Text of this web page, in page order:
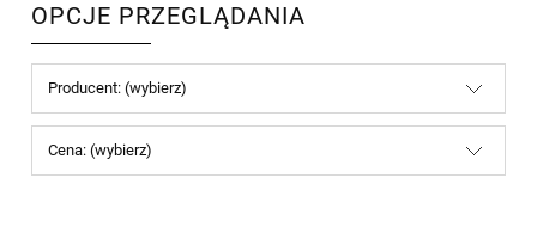
OPCJE PRZEGLĄDANIA
Producent: (wybierz)
Cena: (wybierz)